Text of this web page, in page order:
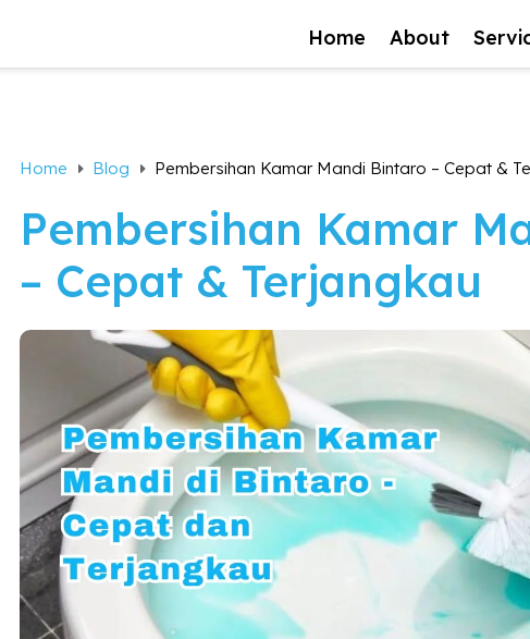
Home About
Home E Blog E Pembersihan Kamar Mandi Bintaro – Cepat &
Pembersihan Kamar
– Cepat & Terjangkau